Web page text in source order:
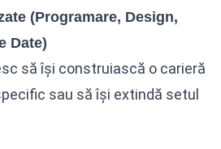
(Programare, Design,
Date)
să își construiască o carieră
sau să își extindă setul